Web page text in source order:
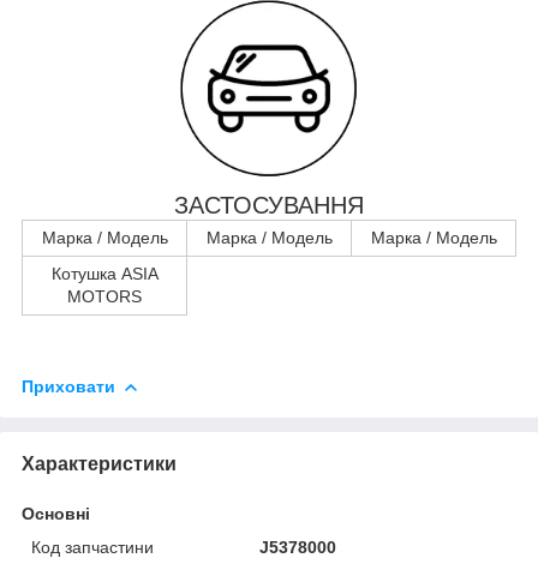
ЗАСТОСУВАННЯ
Марка / Модель Марка / Модель
Марка / Модель
Котушка ASIA
MOTORS
Приховати
Характеристики
Основні
Код запчастини
J5378000